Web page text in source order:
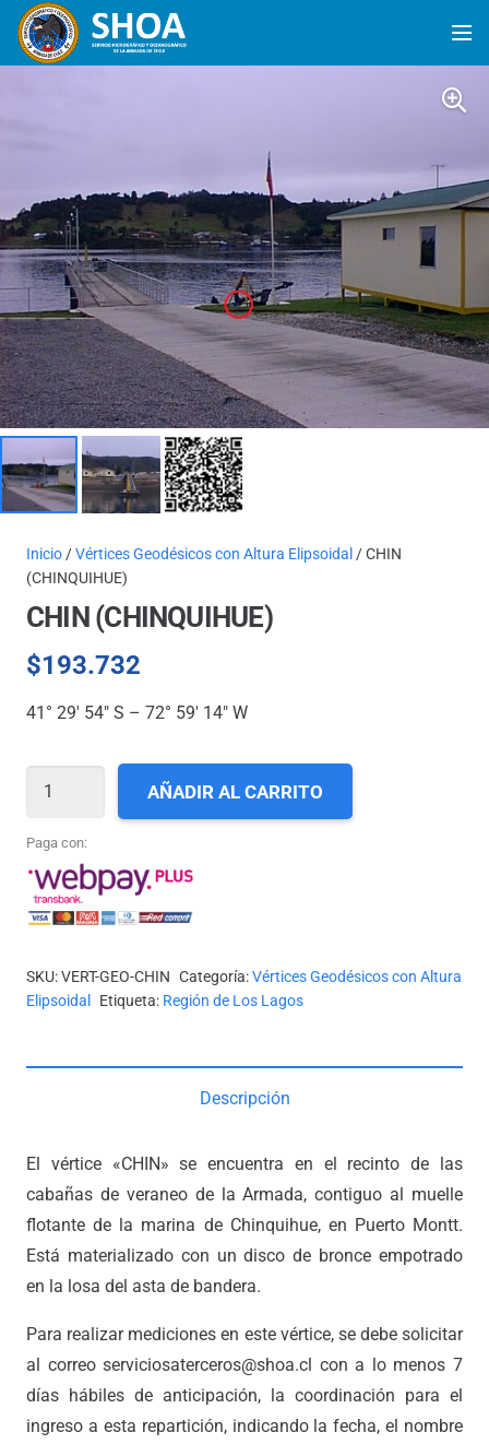
Inicio /Vértices Geodésicos con Altura Elipsoidal / CHIN
(CHINQUIHUE)
CHIN (CHINQUIHUE)
$193.732
41° 29′ 54″ S – 72° 59′ 14″ W
cantidad
AÑADIR AL CARRITO
Paga con:
SKU:VERT-GEO-CHIN Categoría:Vértices Geodésicos con Altura
Elipsoidal
Etiqueta: Región de Los Lagos
Descripción
El vértice «CHIN» se encuentra en el recinto de las
cabañas de veraneo de la Armada, contiguo al muelle
flotante de la marina de Chinquihue, en Puerto Montt.
Está materializado con un disco de bronce empotrado
en la losa del asta de bandera.
Para realizar mediciones en este vértice, se debe solicitar
al correo serviciosaterceros@shoa.cl con a lo menos 7
días hábiles de anticipación, la coordinación para el
ingreso a esta repartición, indicando la fecha, el nombre